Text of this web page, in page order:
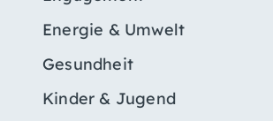
Energie & Umwelt
Gesundheit
Kinder & Jugend